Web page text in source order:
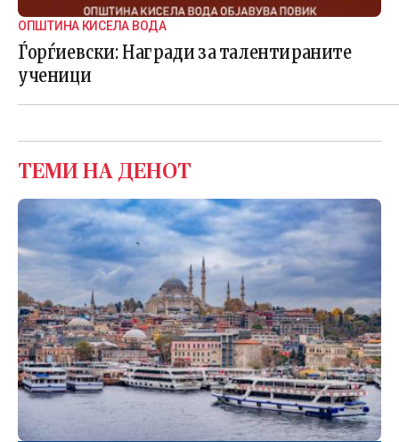
ОПШТИНА КИСЕЛА ВОДА
Ѓорѓиевски: Награди за талентираните
ученици
ТЕМИ НА ДЕНОТ